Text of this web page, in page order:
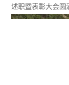
述职暨表彰大会圆